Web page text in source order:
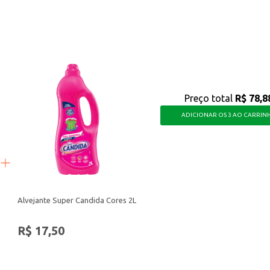
Alvejante Super Candida Cores 2L
R$ 17,50
Preço total R$
ADICIONAR OS 3 AO